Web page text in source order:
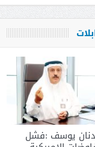
يوسف :فشل